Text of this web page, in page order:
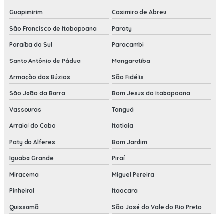
Guapimirim Casimiro de Abreu
São Francisco de Itabapoana Paraty
Paraíba do Sul Paracambi
Santo Antônio de Pádua Mangaratiba
Armação dos Búzios São Fidélis
São João da Barra Bom Jesus do Itabapoana
Vassouras Tanguá
Arraial do Cabo Itatiaia
Paty do Alferes Bom Jardim
Iguaba Grande Piraí
Miracema Miguel Pereira
Pinheiral Itaocara
Quissamã São José do Vale do Rio Preto